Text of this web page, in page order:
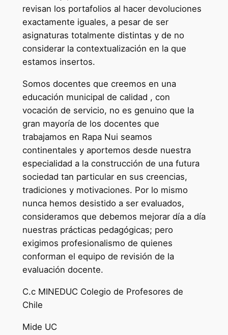
revisan los portafolios al hacer devoluciones
exactamente iguales, a pesar de ser
asignaturas totalmente distintas y de no
considerar la contextualización en la que
estamos insertos.
Somos docentes que creemos en una
educación municipal de calidad , con
vocación de servicio, no es genuino que la
gran mayoría de los docentes que
trabajamos en Rapa Nui seamos
continentales y aportemos desde nuestra
especialidad a la construcción de una futura
sociedad tan particular en sus creencias,
tradiciones y motivaciones. Por lo mismo
nunca hemos desistido a ser evaluados,
consideramos que debemos mejorar día a día
nuestras prácticas pedagógicas; pero
exigimos profesionalismo de quienes
conforman el equipo de revisión de la
evaluación docente.
C.c MINEDUC Colegio de Profesores de
Chile
Mide UC